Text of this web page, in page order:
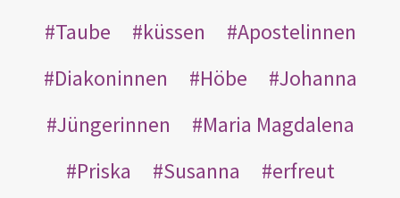
Taube
küssen
Apostelinnen
Diakoninnen
Höbe
Johanna
Jüngerinnen
Maria Magdalena
Priska
Susanna
erfreut